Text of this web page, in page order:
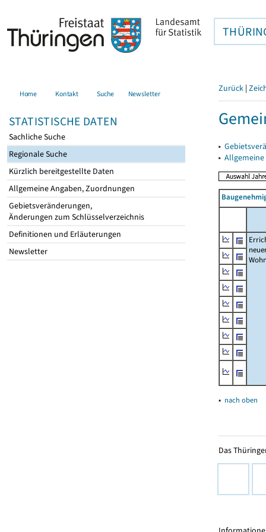
Home Kontakt Suche Newsletter
STATISTISCHE DATEN
Sachliche Suche
Regionale Suche
Kürzlich bereitgestellte Daten
Allgemeine Angaben, Zuordnungen
Gebietsveränderungen,
Änderungen zum Schlüsselverzeichnis
Definitionen und Erläuterungen
Newsletter
Zurück |
▸
▸
▴ nach oben
Das